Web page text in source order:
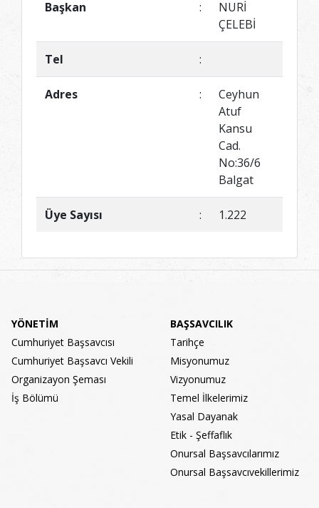
Başkan :
NURİ
ÇELEBİ
Tel :
Adres :
Ceyhun
Atuf
Kansu
Cad.
No:36/6
Balgat
Üye Sayısı : 1.222
YÖNETİM
Cumhuriyet Başsavcısı
Cumhuriyet Başsavcı Vekili
Organizayon Şeması
İş Bölümü
BAŞSAVCILIK
Tarihçe
Misyonumuz
Vizyonumuz
Temel İlkelerimiz
Yasal Dayanak
Etik - Şeffaflık
Onursal Başsavcılarımız
Onursal Başsavcıvekillerimiz